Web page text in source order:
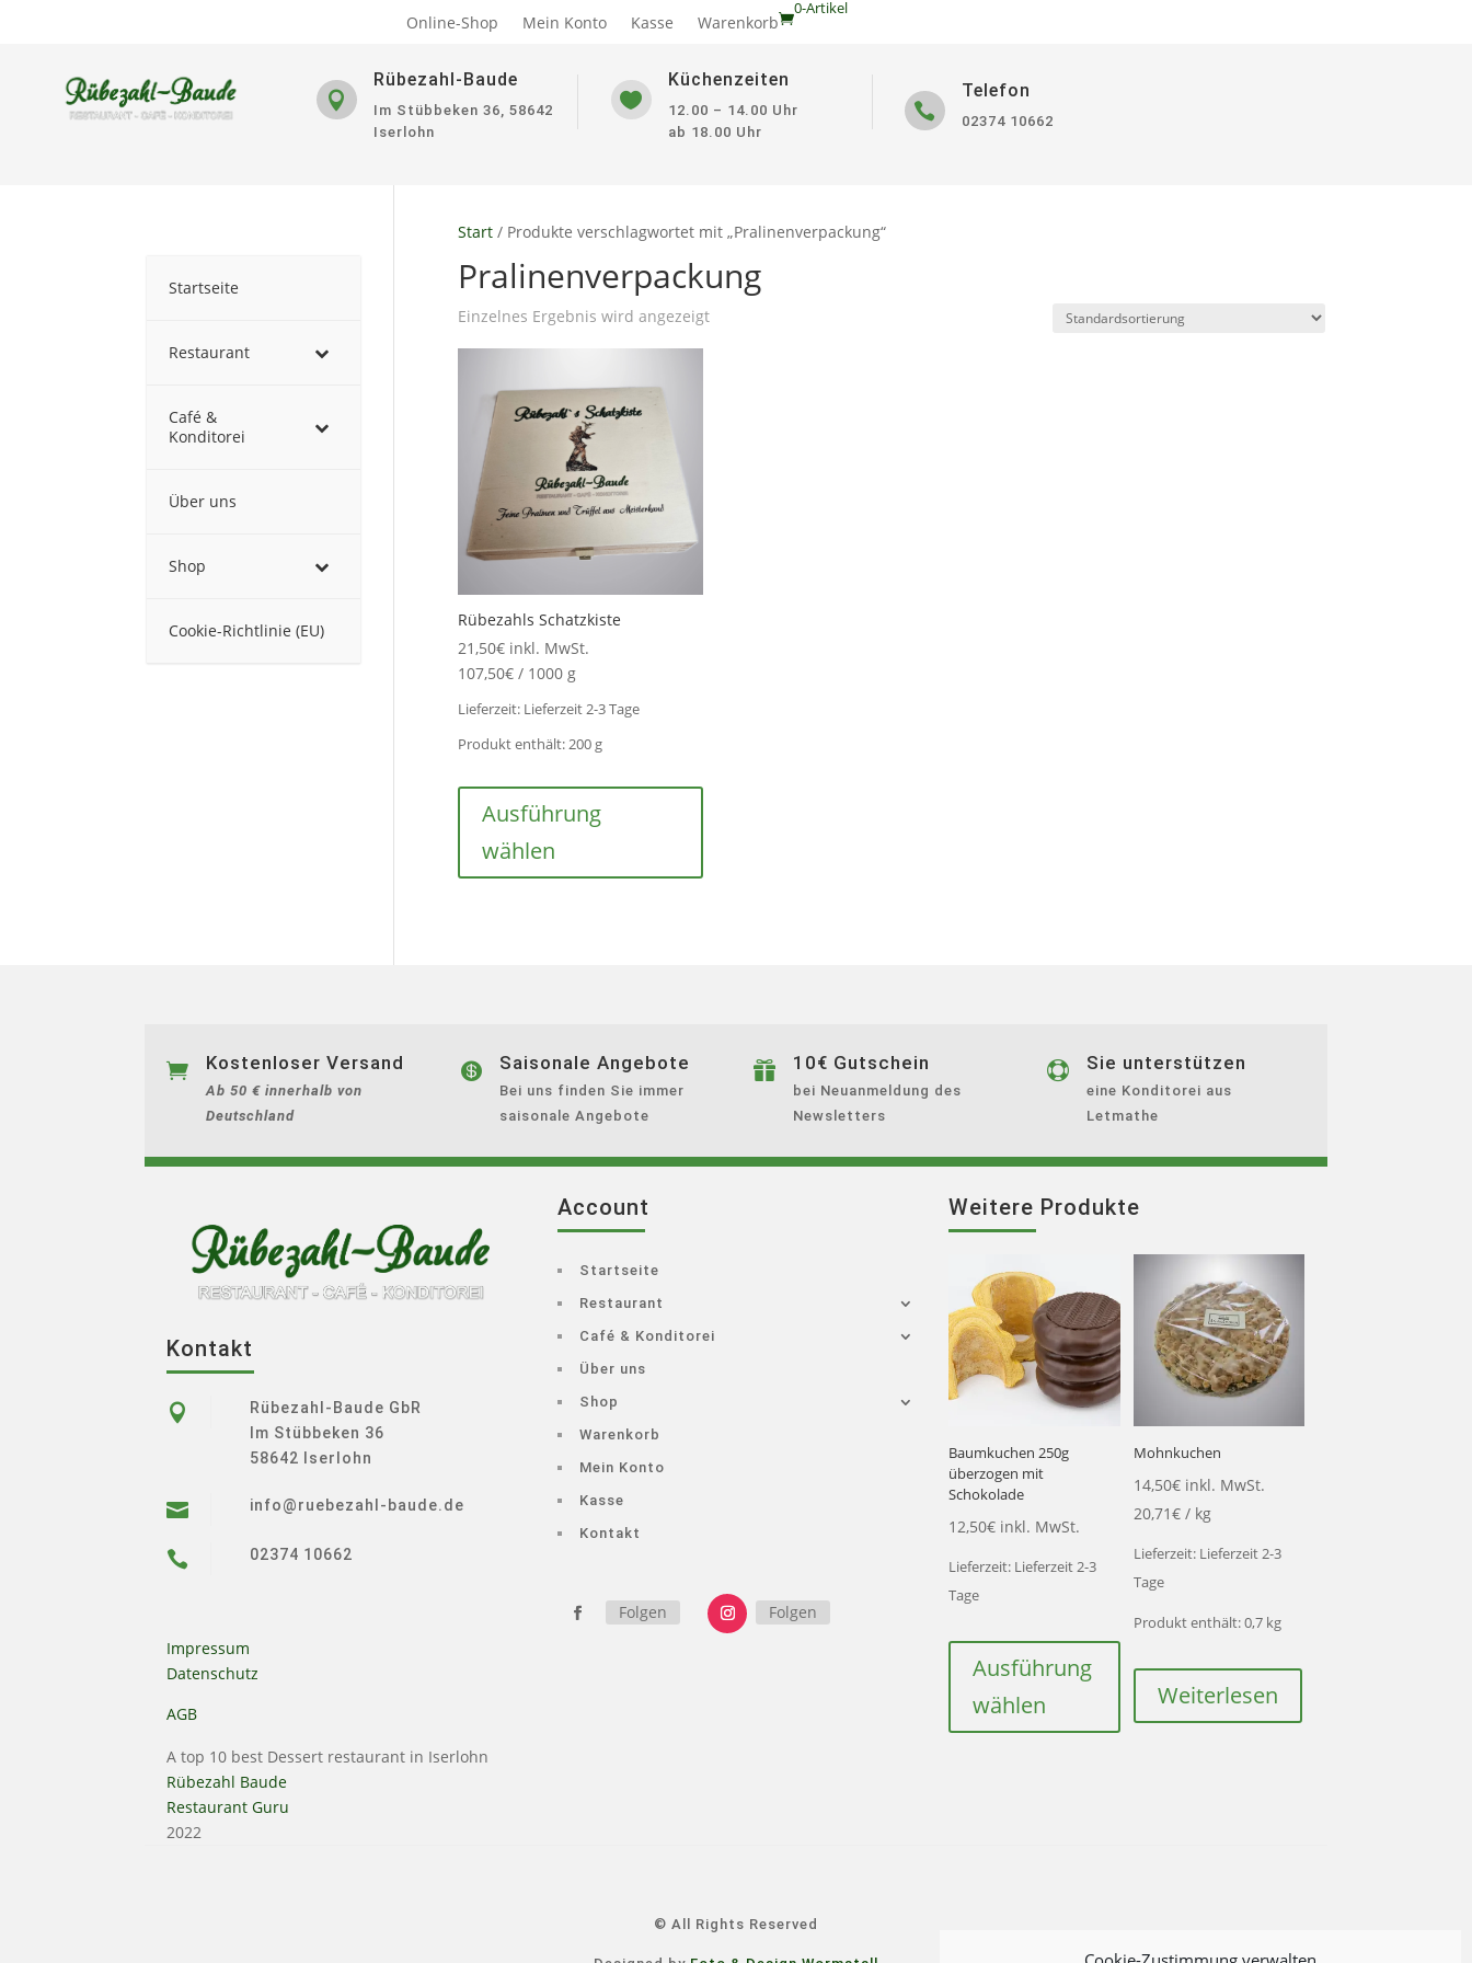
Online-Shop Mein Konto Kasse Warenkorb
0-Artikel

Rübezahl-Baude
Im Stübbeken 36,58642
Iserlohn

Küchenzeiten
12.00 – 14.00 Uhr
ab 18.00 Uhr

Telefon
02374 10662
Start/ Produkte verschlagwortet mit „Pralinenverpackung“
Pralinenverpackung
Einzelnes Ergebnis wird angezeigt
Rübezahls Schatzkiste
21,50€ inkl. MwSt.
107,50€/ 1000 g
Lieferzeit: Lieferzeit 2-3 Tage
Produkt enthält: 200 g
Ausführung
wählen
Varianten
Produktseite
gewählt
Startseite
Restaurant
Café &
Konditorei
Über uns
Shop
Cookie-Richtlinie (EU)
 Kostenloser Versand
Ab 50 € innerhalb von
Deutschland
 Saisonale Angebote
Bei uns finden Sie immer
saisonale Angebote
 10€ Gutschein
bei Neuanmeldung des
Newsletters
 Sie unterstützen
eine Konditorei aus
Letmathe
Kontakt

Rübezahl-Baude GbR
Im Stübbeken 36
58642 Iserlohn
 info@ruebezahl-baude.de
 02374 10662
Impressum
Datenschutz
AGB
A top 10 best Dessert restaurant in Iserlohn
Rübezahl Baude
Restaurant Guru
2022
Account
Startseite
Restaurant
Café & Konditorei
Über uns
Shop
Warenkorb
Mein Konto
Kasse
Kontakt
Folgen Folgen
Weitere Produkte
Baumkuchen 250g
überzogen mit
Schokolade
12,50€ inkl. MwSt.
Lieferzeit: Lieferzeit 2-3
Tage
Ausführung
wählen
Dieses
mehrere
Mohnkuchen
14,50€ inkl. MwSt.
20,71€/ kg
Lieferzeit: Lieferzeit 2-3
Tage
Produkt enthält: 0,7 kg
Weiterlesen
© All Rights Reserved